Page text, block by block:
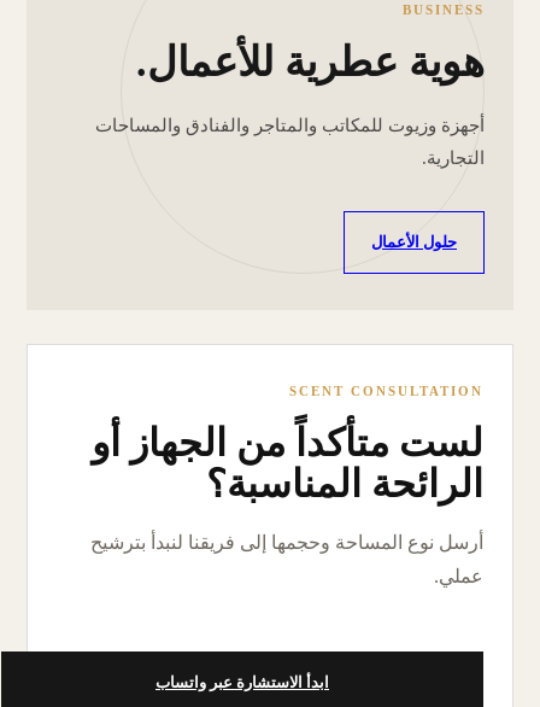
BUSINESS
هوية عطرية للأعمال.
أجهزة وزيوت للمكاتب والمتاجر والفنادق والمساحات
التجارية.
حلول الأعمال
SCENT CONSULTATION
لست متأكداً من الجهاز أو
الرائحة المناسبة؟
أرسل نوع المساحة وحجمها إلى فريقنا لنبدأ بترشيح
عملي.
ابدأ الاستشارة عبر واتساب